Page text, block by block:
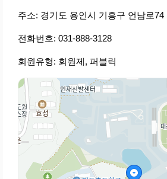
주소: 경기도 용인시 기흥구 언남로74
전화번호: 031-888-3128
회원유형: 회원제, 퍼블릭